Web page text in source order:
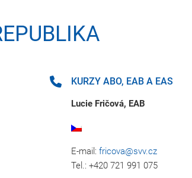
KURZY ABO, EAB A EAS
Lucie Fričová, EAB
E-mail:fricova@svv.cz
Tel.: +420 721 991 075